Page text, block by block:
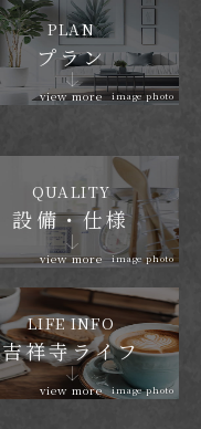
PLAN
プラン
view more image photo
QUALITY
設備・仕様
view more image photo
LIFE INFO
吉祥寺ライフ
view more image photo